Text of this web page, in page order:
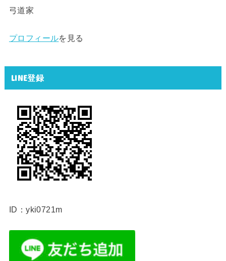
弓道家
プロフィールを見る
LINE登録
ID：yki0721m